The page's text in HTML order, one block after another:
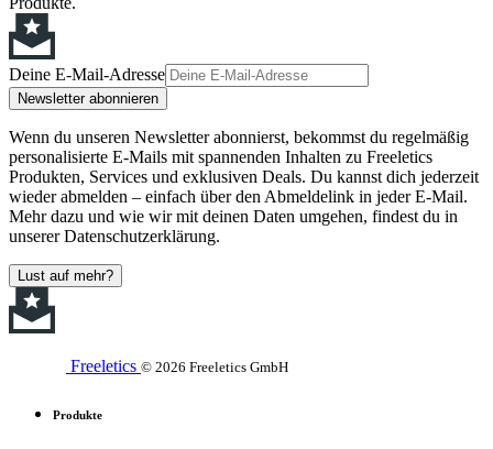
Deine E-Mail-Adresse
Newsletter abonnieren
Wenn du unseren Newsletter abonnierst, bekommst du regelmäßig
personalisierte E-Mails mit spannenden Inhalten zu Freeletics
Produkten, Services und exklusiven Deals. Du kannst dich jederzeit
wieder abmelden – einfach über den Abmeldelink in jeder E-Mail.
Mehr dazu und wie wir mit deinen Daten umgehen, findest du in
unserer Datenschutzerklärung.
Lust auf mehr?
Freeletics © 2026 Freeletics GmbH
Produkte